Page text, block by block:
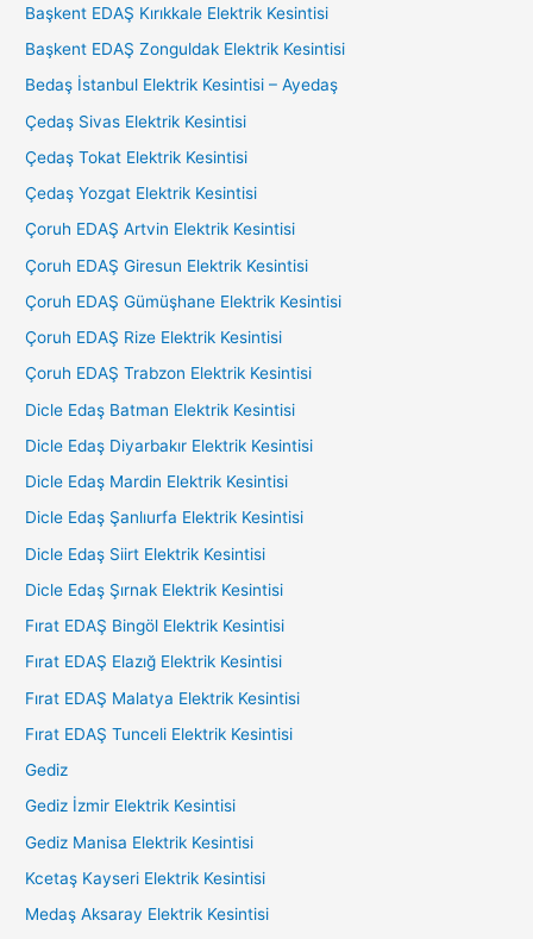
Başkent EDAŞ Kırıkkale Elektrik Kesintisi
Başkent EDAŞ Zonguldak Elektrik Kesintisi
Bedaş İstanbul Elektrik Kesintisi – Ayedaş
Çedaş Sivas Elektrik Kesintisi
Çedaş Tokat Elektrik Kesintisi
Çedaş Yozgat Elektrik Kesintisi
Çoruh EDAŞ Artvin Elektrik Kesintisi
Çoruh EDAŞ Giresun Elektrik Kesintisi
Çoruh EDAŞ Gümüşhane Elektrik Kesintisi
Çoruh EDAŞ Rize Elektrik Kesintisi
Çoruh EDAŞ Trabzon Elektrik Kesintisi
Dicle Edaş Batman Elektrik Kesintisi
Dicle Edaş Diyarbakır Elektrik Kesintisi
Dicle Edaş Mardin Elektrik Kesintisi
Dicle Edaş Şanlıurfa Elektrik Kesintisi
Dicle Edaş Siirt Elektrik Kesintisi
Dicle Edaş Şırnak Elektrik Kesintisi
Fırat EDAŞ Bingöl Elektrik Kesintisi
Fırat EDAŞ Elazığ Elektrik Kesintisi
Fırat EDAŞ Malatya Elektrik Kesintisi
Fırat EDAŞ Tunceli Elektrik Kesintisi
Gediz
Gediz İzmir Elektrik Kesintisi
Gediz Manisa Elektrik Kesintisi
Kcetaş Kayseri Elektrik Kesintisi
Medaş Aksaray Elektrik Kesintisi